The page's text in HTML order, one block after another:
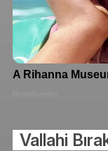
Vallahi